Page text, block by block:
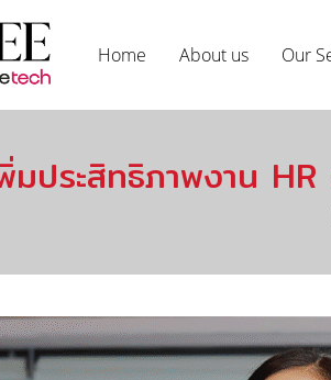
Home About us Our
ประสิทธิภาพงาน